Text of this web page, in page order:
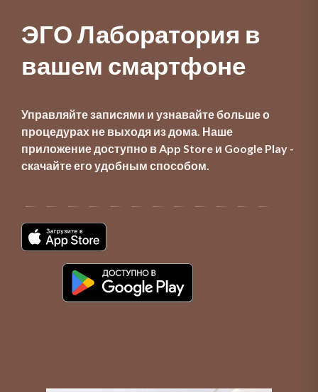
ЭГО Лаборатория в
вашем смартфоне
Управляйте записями и узнавайте больше о
процедурах не выходя из дома. Наше
приложение доступно в App Store и Google Play -
скачайте его удобным способом.